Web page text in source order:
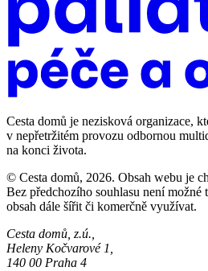
Cesta domů je nezisková organizace,
v nepřetržitém provozu odbornou
na konci života.
© Cesta domů, 2026. Obsah webu je
Bez předchozího souhlasu není možné
obsah dále šířit či komerčně využívat.
Cesta domů, z.ú.,
Heleny Kočvarové 1,
140 00 Praha 4